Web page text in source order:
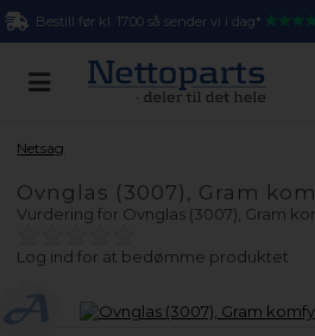
Bestill før kl. 17.00 så sender vi i dag*
Netsag
Ovnglas (3007), Gram
Vurdering for Ovnglas (3007), Gram
Log ind for at bedømme produktet